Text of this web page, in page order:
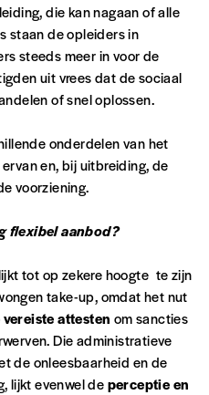
die kan nagaan of alle
staan de opleiders in
steeds meer in voor de
uit vrees dat de sociaal
of snel oplossen.
onderdelen van het
en, bij uitbreiding, de
voorziening.
flexibel aanbod?
tot op zekere hoogte te zijn
take-up, omdat het nut
attesten om sancties
Die administratieve
de onleesbaarheid en de
lijkt evenwel deperceptie en